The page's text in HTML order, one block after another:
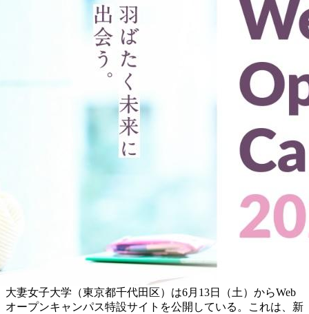
大妻女子大学（東京都千代田区）は6月13日（土）からWeb
オープンキャンパス特設サイトを公開している。これは、新